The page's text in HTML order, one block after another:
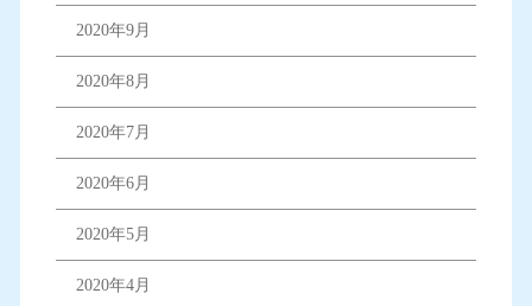
2020年9月
2020年8月
2020年7月
2020年6月
2020年5月
2020年4月